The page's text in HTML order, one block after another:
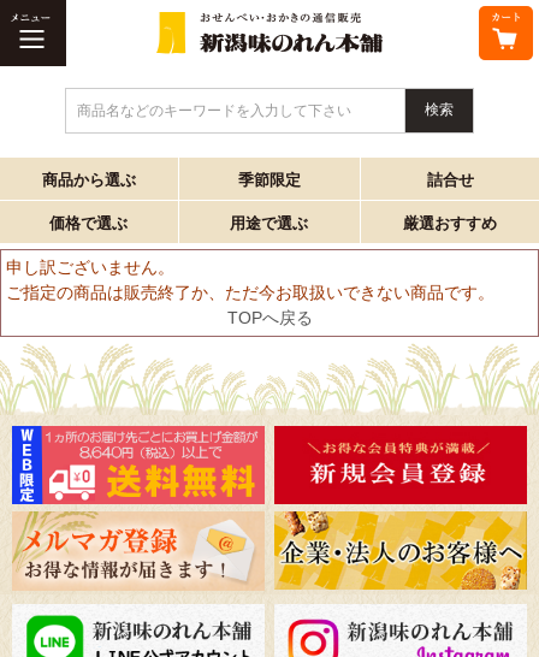
商品名などのキーワードを入力して下さい
商品から選ぶ 季節限定 詰合せ
価格で選ぶ 用途で選ぶ 厳選おすすめ
申し訳ございません。
ご指定の商品は販売終了か、ただ今お取扱いできない商品です。
TOPへ戻る